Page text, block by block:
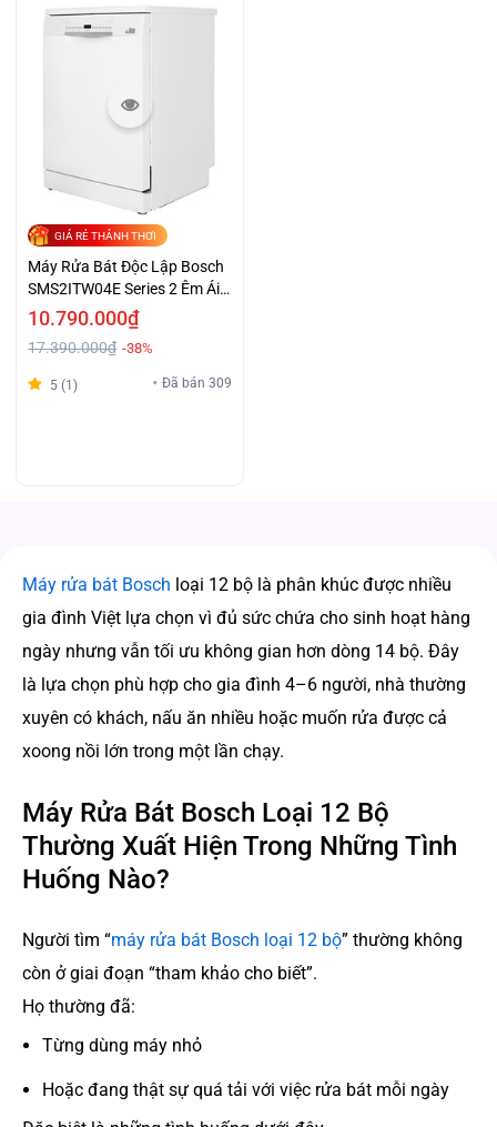
GIÁ RẺ THẢNH THƠI
Máy Rửa Bát Độc Lập Bosch
SMS2ITW04E Series 2 Êm Ái
Giá Tốt
10.790.000₫
17.390.000₫ -38%
5 (1) Đã bán 309
Máy rửa bát Bosch loại 12 bộ là phân khúc được nhiều
gia đình Việt lựa chọn vì đủ sức chứa cho sinh hoạt hàng
ngày nhưng vẫn tối ưu không gian hơn dòng 14 bộ. Đây
là lựa chọn phù hợp cho gia đình 4–6 người, nhà thường
xuyên có khách, nấu ăn nhiều hoặc muốn rửa được cả
xoong nồi lớn trong một lần chạy.
Máy Rửa Bát Bosch Loại 12 Bộ
Thường Xuất Hiện Trong Những Tình
Huống Nào?
Người tìm “máy rửa bát Bosch loại 12 bộ” thường không
còn ở giai đoạn “tham khảo cho biết”.
Họ thường đã:
Từng dùng máy nhỏ
Hoặc đang thật sự quá tải với việc rửa bát mỗi ngày